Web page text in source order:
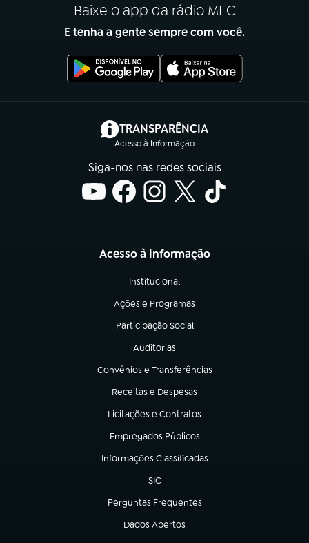
Baixe o app da rádio MEC
E tenha a gente sempre com você.
TRANSPARÊNCIA
Acesso à Informação
(abre em nova aba)
Siga-nos nas redes sociais
Acesso à Informação
Institucional
(abre em nova aba)
Ações e Programas
(abre em nova aba)
Participação Social
(abre em nova aba)
Auditorias
(abre em nova aba)
Convênios e Transferências
(abre em nova aba)
Receitas e Despesas
(abre em nova aba)
Licitações e Contratos
(abre em nova aba)
Empregados Públicos
(abre em nova aba)
Informações Classificadas
(abre em nova aba)
SIC
(abre em nova aba)
Perguntas Frequentes
(abre em nova aba)
Dados Abertos
(abre em nova aba)